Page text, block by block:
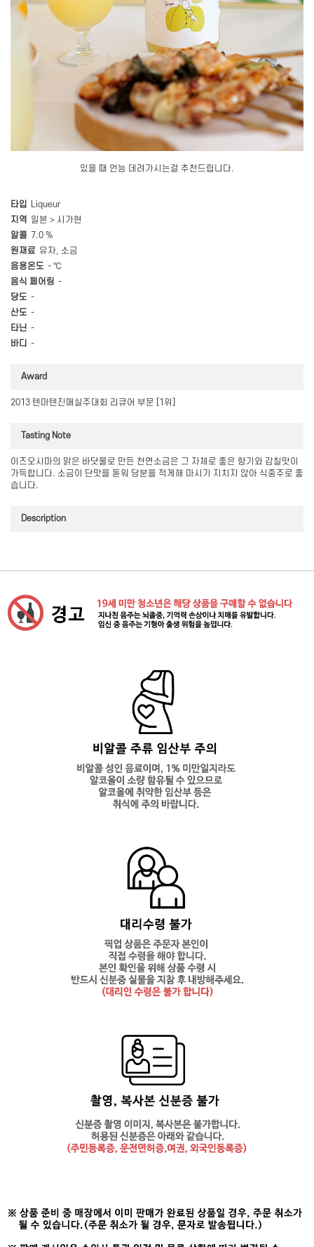
있을 때 언능 데려가시는걸 추천드립니다.
타입
Liqueur
지역 일본 > 시가현
알콜 7.0 %
원재료 유자, 소금
음용온도 - ℃
음식 페어링 -
당도 -
산도 -
타닌 -
바디 -
Award
2013 텐마텐진매실주대회 리큐어 부문 [1위]
Tasting Note
이즈오시마의 맑은 바닷물로 만든 천연소금은 그 자체로 좋은 향기와 감칠맛이
가득합니다. 소금이 단맛을 돋워 당분을 적게해 마시기 지치지 않아 식중주로 좋
습니다.
Description